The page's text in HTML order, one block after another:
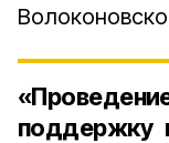
поддержку